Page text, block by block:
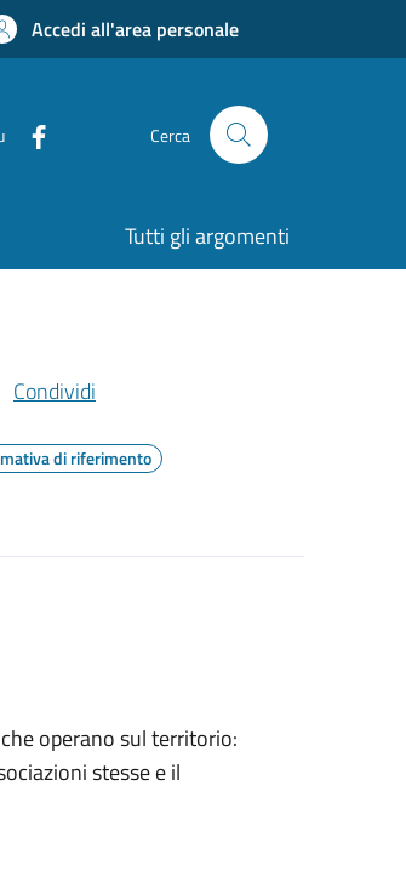
Accedi all'area personale
Cerca
Tutti gli argomenti
Condividi
di riferimento
operano sul territorio:
stesse e il